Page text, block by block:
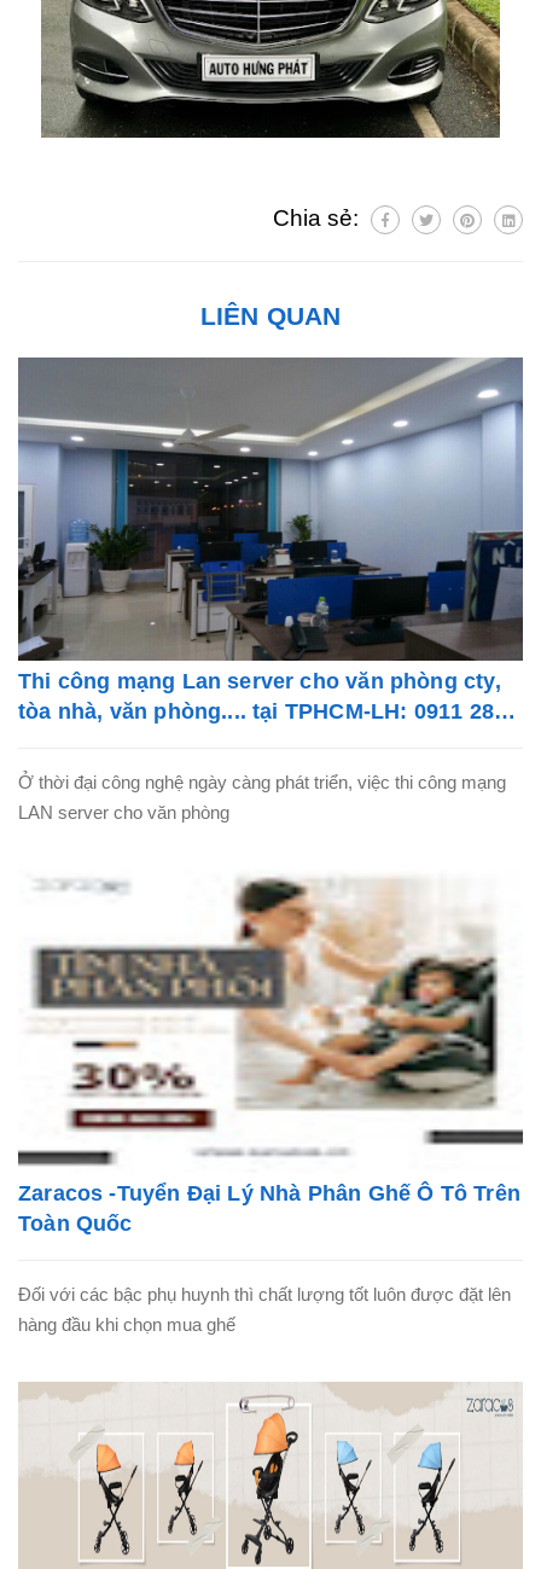
Chia sẻ:
LIÊN QUAN
Thi công mạng Lan server cho văn phòng cty,
tòa nhà, văn phòng.... tại TPHCM-LH: 0911 28
Ở thời đại công nghệ ngày càng phát triển, việc thi công mạng
LAN server cho văn phòng
Zaracos -Tuyển Đại Lý Nhà Phân Ghế Ô Tô Trên
Toàn Quốc
Đối với các bậc phụ huynh thì chất lượng tốt luôn được đặt lên
hàng đầu khi chọn mua ghế